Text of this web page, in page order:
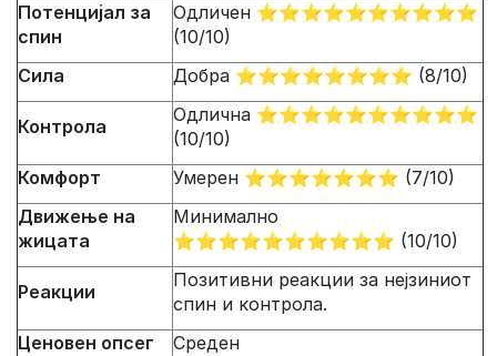
Потенцијал за
спин
Одличен ⭐⭐⭐⭐⭐⭐⭐⭐⭐⭐
(10/10)
Сила
Добра ⭐⭐⭐⭐⭐⭐⭐⭐ (8/10)
Контрола
Одлична ⭐⭐⭐⭐⭐⭐⭐⭐⭐⭐
(10/10)
Комфорт
Умерен ⭐⭐⭐⭐⭐⭐⭐ (7/10)
Движење на
жицата
Минимално
⭐⭐⭐⭐⭐⭐⭐⭐⭐⭐ (10/10)
Реакции
Позитивни реакции за нејзиниот
спин и контрола.
Ценовен опсег
Среден